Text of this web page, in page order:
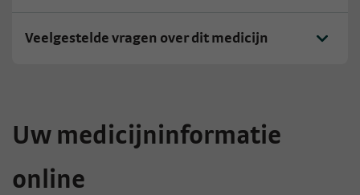
Veelgestelde vragen over dit medicijn
Uw medicijninformatie
online